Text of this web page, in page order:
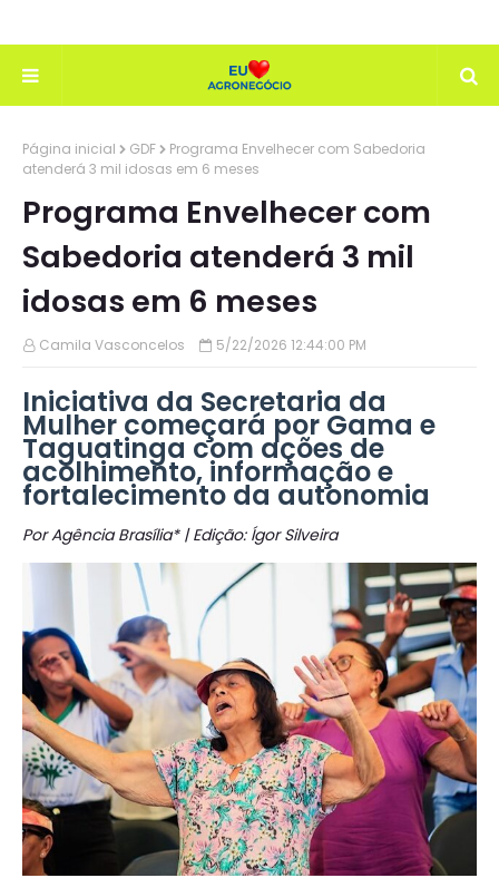
Página inicial GDF
Programa Envelhecer com Sabedoria
atenderá 3 mil idosas em 6 meses
Programa Envelhecer com
Sabedoria atenderá 3 mil
idosas em 6 meses
Camila Vasconcelos 5/22/2026 12:44:00 PM
Iniciativa da Secretaria da
Mulher começará por Gama e
Taguatinga com ações de
acolhimento, informação e
fortalecimento da autonomia
Por Agência Brasília* | Edição: Ígor Silveira